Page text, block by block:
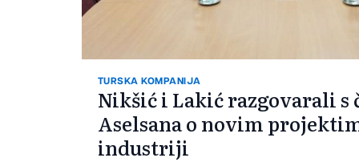
TURSKA KOMPANIJA
Nikšić i Lakić razgovarali s
Aselsana o novim
industriji